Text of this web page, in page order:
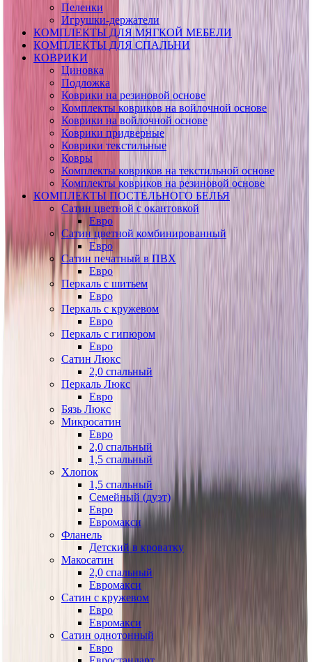
Пеленки
Игрушки-держатели
КОМПЛЕКТЫ ДЛЯ МЯГКОЙ МЕБЕЛИ
КОМПЛЕКТЫ ДЛЯ СПАЛЬНИ
КОВРИКИ
Циновка
Подложка
Коврики на резиновой основе
Комплекты ковриков на войлочной основе
Коврики на войлочной основе
Коврики придверные
Коврики текстильные
Ковры
Комплекты ковриков на текстильной основе
Комплекты ковриков на резиновой основе
КОМПЛЕКТЫ ПОСТЕЛЬНОГО БЕЛЬЯ
Сатин цветной с окантовкой
Евро
Сатин цветной комбинированный
Евро
Сатин печатный в ПВХ
Евро
Перкаль с шитьем
Евро
Перкаль с кружевом
Евро
Перкаль с гипюром
Евро
Сатин Люкс
2,0 спальный
Перкаль Люкс
Евро
Бязь Люкс
Микросатин
Евро
2,0 спальный
1,5 спальный
Хлопок
1,5 спальный
Семейный (дуэт)
Евро
Евромакси
Фланель
Детский в кроватку
Макосатин
2,0 спальный
Евромакси
Сатин с кружевом
Евро
Евромакси
Сатин однотонный
Евро